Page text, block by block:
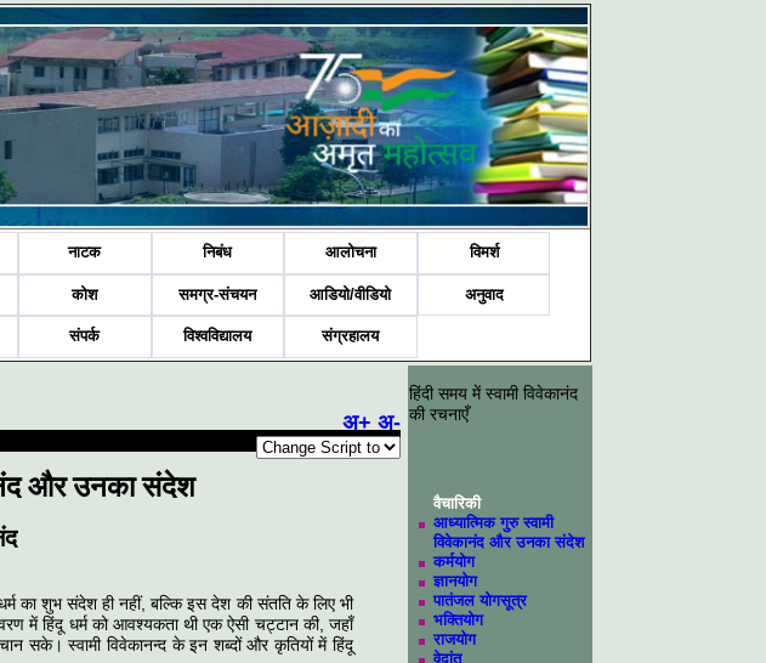
नाटक निबंध आलोचना विमर्श
कोश समग्र-संचयन आडियो/वीडियो अनुवाद
संपर्क विश्वविद्यालय संग्रहालय
अ+ अ-
और उनका संदेश
का शुभ संदेश ही नहीं, बल्कि इस देश की संतति के लिए भी
में हिंदू धर्म को आवश्यकता थी एक ऐसी चट्टान की, जहाँ
सके। स्वामी विवेकानन्द के इन शब्दों और कृतियों में हिंदू
हिंदी समय में स्वामी विवेकानंद
की रचनाएँ
वैचारिकी
आध्यात्मिक गुरु स्वामी
विवेकानंद और उनका संदेश
कर्मयोग
ज्ञानयोग
पातंजल योगसूत्र
भक्तियोग
राजयोग
वेदांत